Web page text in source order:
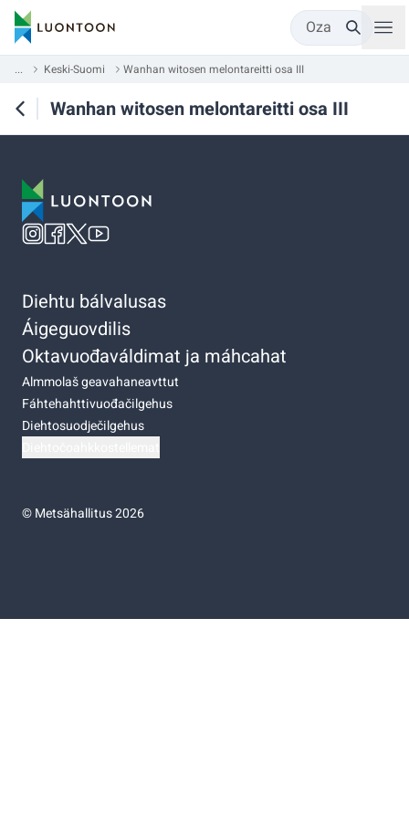
Oza
... Keski-Suomi Wanhan witosen melontareitti osa III
Wanhan witosen melontareitti osa III
Diehtu bálvalusas
Áigeguovdilis
Oktavuođaváldimat ja máhcahat
Almmolaš geavahaneavttut
Fáhtehahttivuođačilgehus
Diehtosuodječilgehus
©Metsähallitus 2026